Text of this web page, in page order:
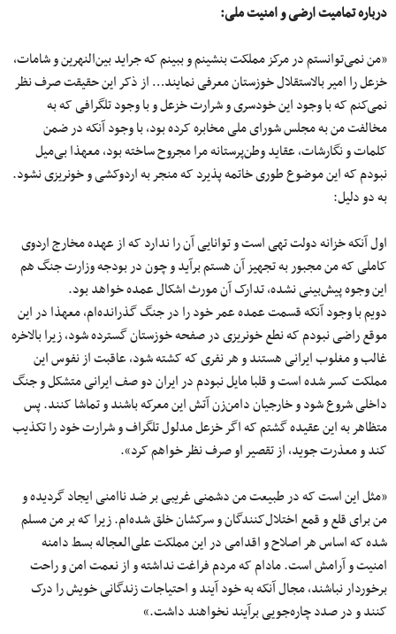
درباره تمامیت ارضی و امنیت ملی:
«من نمی‌توانستم در مرکز مملکت بنشینم و ببینم که جراید بین‌النهرین و شامات،
خزعل را امیر بالاستقلال خوزستان معرفی نمایند… از ذکر این حقیقت صرف نظر
نمی‌کنم که با وجود این خودسری و شرارت خزعل و با وجود تلگرافی که به
مخالفت من به مجلس شورای ملی مخابره کرده بود، با وجود آنکه در ضمن
کلمات و نگارشات، عقاید وطن‌پرستانه مرا مجروح ساخته بود، معهذا بی‌میل
نبودم که این موضوع طوری خاتمه پذیرد که منجر به اردوکشی و خونریزی نشود.
به دو دلیل:
اول آنکه خزانه دولت تهی است و توانایی آن را ندارد که از عهده مخارج اردوی
کاملی که من مجبور به تجهیز آن هستم برآید و چون در بودجه وزارت جنگ هم
این وجوه پیش‌بینی نشده، تدارک آن مورث اشکال عمده خواهد بود.
دویم با وجود آنکه قسمت عمده عمر خود را در جنگ گذرانده‌ام، معهذا در این
موقع راضی نبودم که نطع خونریزی در صفحه خوزستان گسترده شود، زیرا بالاخره
غالب و مغلوب ایرانی هستند و هر نفری که کشته شود، عاقبت از نفوس این
مملکت کسر شده است و قلبا مایل نبودم در ایران دو صف ایرانی متشکل و جنگ
داخلی شروع شود و خارجیان دامن‌زن آتش این معرکه باشند و تماشا کنند. پس
متظاهر به این عقیده گشتم که اگر خزعل مدلول تلگراف و شرارت خود را تکذیب
کند و معذرت جوید، از تقصیر او صرف نظر خواهم کرد».
«مثل این است که در طبیعت من دشمنی غریبی بر ضد ناامنی ایجاد گردیده و
من برای قلع و قمع اختلال‌کنندگان و سرکشان خلق شده‌ام. زیرا که بر من مسلم
شده که اساس هر اصلاح و اقدامی ‌در این مملکت علی‌العجاله بسط دامنه
امنیت و آرامش است. مادام که مردم فراغت نداشته و از نعمت امن و راحت
برخوردار نباشند، مجال آنکه به خود آیند و احتیاجات زندگانی خویش را درک
کنند و در صدد چاره‌جویی برآیند نخواهند داشت.»